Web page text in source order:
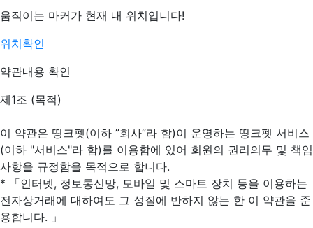
움직이는 마커가 현재 내 위치입니다!
위치확인
약관내용 확인
제1조 (목적)
이 약관은 띵크펫(이하 ”회사”라 함)이 운영하는 띵크펫 서비스
(이하 "서비스"라 함)를 이용함에 있어 회원의 권리의무 및 책임
사항을 규정함을 목적으로 합니다.
* 「인터넷, 정보통신망, 모바일 및 스마트 장치 등을 이용하는
전자상거래에 대하여도 그 성질에 반하지 않는 한 이 약관을 준
용합니다. 」